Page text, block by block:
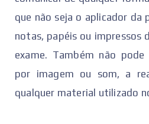
que não seja o aplicador da
notas, papéis ou impressos
exame. Também não
por imagem ou som, a
qualquer material utilizado